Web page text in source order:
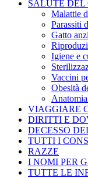
SALUTE DEL
Malattie
Parassiti
Gatto
Igiene e
Vaccini
Obesità
VIAGGIARE
DIRITTI E
DECESSO
TUTTI I
RAZZE
I NOMI PER
TUTTE LE